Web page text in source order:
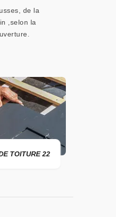
de la
,selon la
TOITURE 22